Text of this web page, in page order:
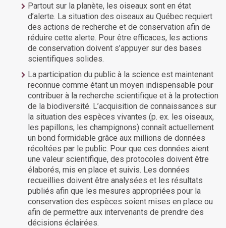
Partout sur la planète, les oiseaux sont en état
d’alerte. La situation des oiseaux au Québec requiert
des actions de recherche et de conservation afin de
réduire cette alerte. Pour être efficaces, les actions
de conservation doivent s’appuyer sur des bases
scientifiques solides.
La participation du public à la science est maintenant
reconnue comme étant un moyen indispensable pour
contribuer à la recherche scientifique et à la protection
de la biodiversité. L’acquisition de connaissances sur
la situation des espèces vivantes (p. ex. les oiseaux,
les papillons, les champignons) connaît actuellement
un bond formidable grâce aux millions de données
récoltées par le public. Pour que ces données aient
une valeur scientifique, des protocoles doivent être
élaborés, mis en place et suivis. Les données
recueillies doivent être analysées et les résultats
publiés afin que les mesures appropriées pour la
conservation des espèces soient mises en place ou
afin de permettre aux intervenants de prendre des
décisions éclairées.